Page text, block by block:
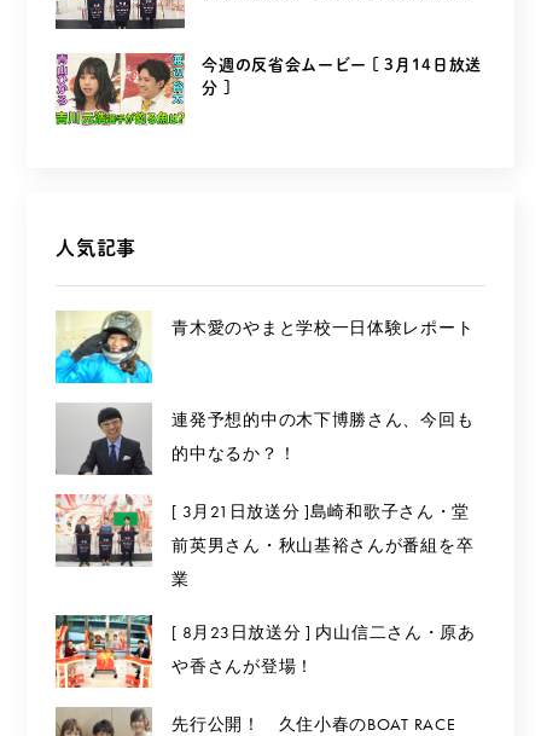
今週の反省会ムービー [ 3月14日放送
分 ]
人気記事
青木愛のやまと学校一日体験レポート
連発予想的中の木下博勝さん、今回も
的中なるか？！
[ 3月21日放送分 ]島崎和歌子さん・堂
前英男さん・秋山基裕さんが番組を卒
業
[ 8月23日放送分 ] 内山信二さん・原あ
や香さんが登場！
先行公開！ 久住小春のBOAT RACE